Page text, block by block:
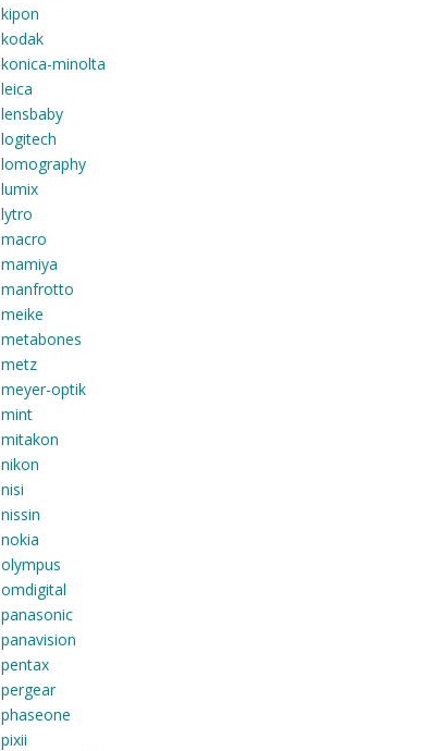
kipon
kodak
konica-minolta
leica
lensbaby
logitech
lomography
lumix
lytro
macro
mamiya
manfrotto
meike
metabones
metz
meyer-optik
mint
mitakon
nikon
nisi
nissin
nokia
olympus
omdigital
panasonic
panavision
pentax
pergear
phaseone
pixii